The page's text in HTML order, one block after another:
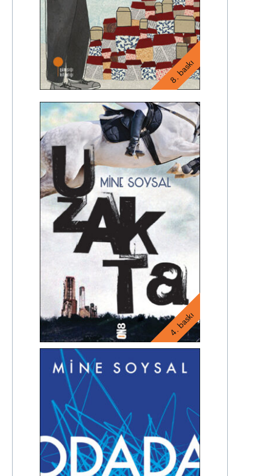
8. baskı
4. baskı